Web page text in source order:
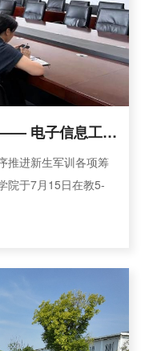
细化工作部署，筑牢安全防线 —— 电子信息工程学院召开暑期学生工作部署会
推进新生军训各项筹
院于7月15日在教5-
相关工作要求，重点
辅导员需高度重视学
覆盖的暑期安全教